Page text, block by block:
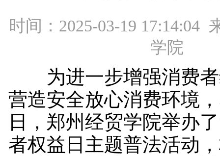
时间：2025-03-19 17:14:04
学院
为进一步增强消费者
营造安全放心消费环境
日，郑州经贸学院举办
者权益日主题普法活动